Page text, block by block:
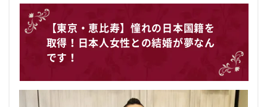
【東京・恵比寿】憧れの日本国籍を
取得！日本人女性との結婚が夢なん
です！